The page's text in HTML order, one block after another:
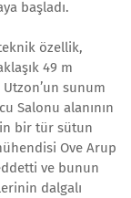
başladı.
özellik,
49 m
sunum
Salonu alanının
bir tür sütun
Ove Arup
ve bunun
dalgalı